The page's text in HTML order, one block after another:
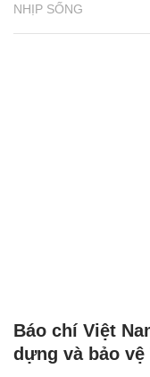
NHỊP SỐNG
Báo chí Việt
dựng và bảo vệ